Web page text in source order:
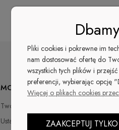
MOJE KONTO
Twoje zamówienia
Ustawienia konta
Pliki cookies i pokrewne im
nam dostosować ofertę do
wszystkich tych plików i
preferencji, wybierając opcję
Więcej o plikach cookies
ZAAKCEPTUJ TYLKO